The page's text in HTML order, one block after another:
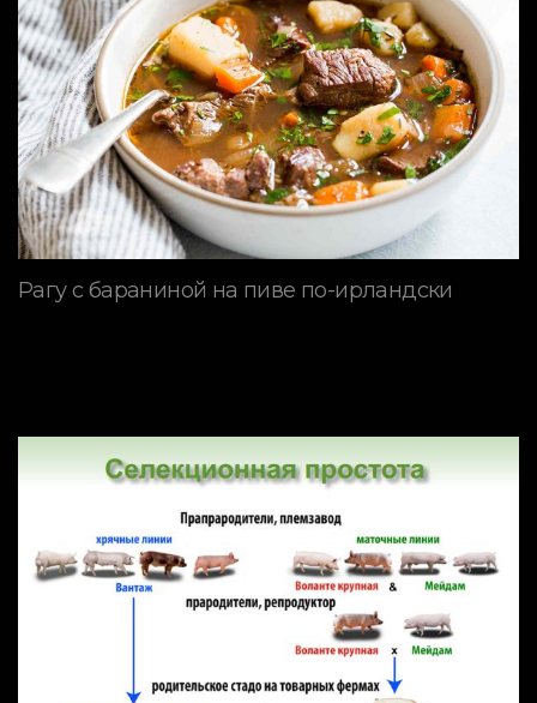
Рагу с бараниной на пиве по-ирландски